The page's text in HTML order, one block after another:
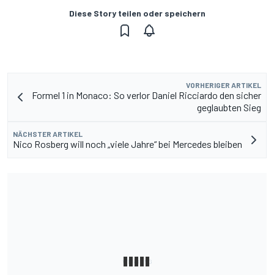
Diese Story teilen oder speichern
VORHERIGER ARTIKEL
Formel 1 in Monaco: So verlor Daniel Ricciardo den sicher
geglaubten Sieg
NÄCHSTER ARTIKEL
Nico Rosberg will noch „viele Jahre“ bei Mercedes bleiben